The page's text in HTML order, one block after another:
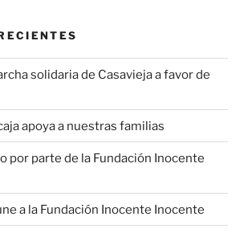
solidaria de Casavieja a favor de
apoya a nuestras familias
por parte de la Fundación Inocente
a la Fundación Inocente Inocente